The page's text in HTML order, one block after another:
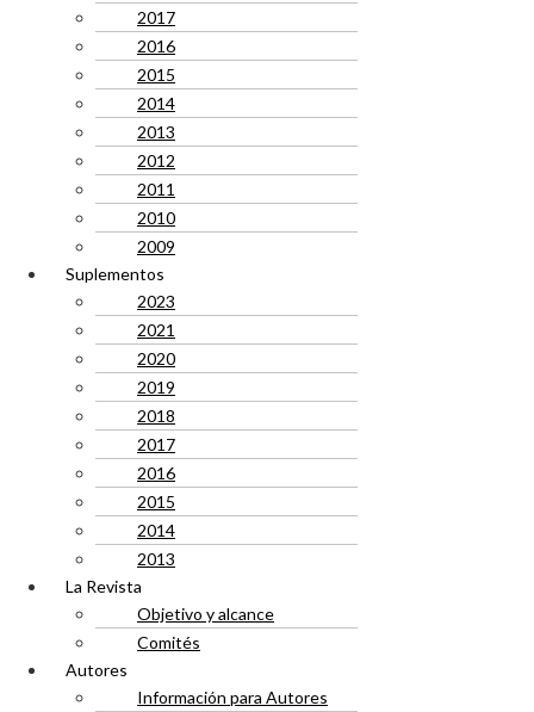
2017
2016
2015
2014
2013
2012
2011
2010
2009
Suplementos
2023
2021
2020
2019
2018
2017
2016
2015
2014
2013
La Revista
Objetivo y alcance
Comités
Autores
Información para Autores